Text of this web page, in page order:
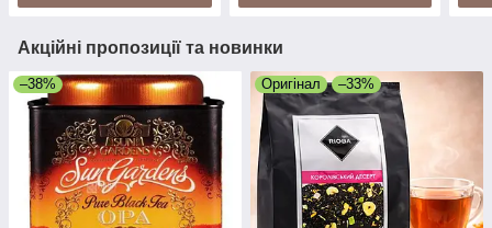
Акційні пропозиції та новинки
–38% Оригінал –33%